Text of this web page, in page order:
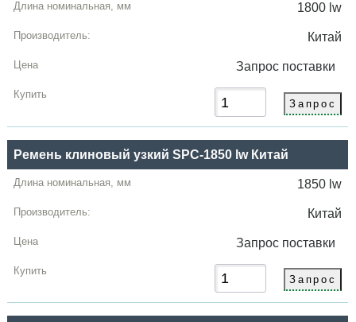
Длина
Производитель
Цена,
1800 lw
Китай
Запрос поставки
Ремень клиновый узкий SPC-1850 lw Китай
1850 lw
Китай
Запрос поставки